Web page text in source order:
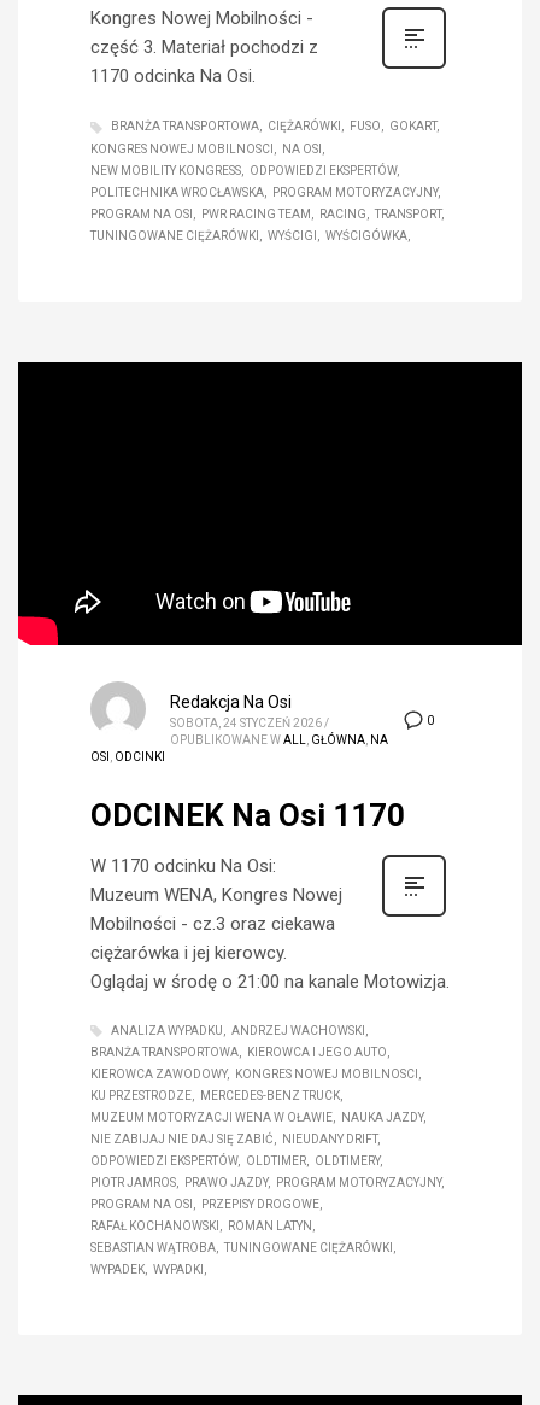
Kongres Nowej Mobilności -
część 3. Materiał pochodzi z
1170 odcinka Na Osi.
BRANŻA TRANSPORTOWA CIĘŻARÓWKI FUSO
GOKART
KONGRES NOWEJ MOBILNOSCI
NA OSI
NEW MOBILITY KONGRESS
ODPOWIEDZI EKSPERTÓW
POLITECHNIKA WROCŁAWSKA
PROGRAM MOTORYZACYJNY
PROGRAM NA OSI
PWR RACING TEAM RACING
TRANSPORT
TUNINGOWANE CIĘŻARÓWKI
WYŚCIGI WYŚCIGÓWKA
0
Redakcja Na Osi
SOBOTA, 24 STYCZEŃ 2026 /
OPUBLIKOWANE WALL GŁÓWNA NA
OSI
ODCINKI
ODCINEK Na Osi 1170
W 1170 odcinku Na Osi:
Muzeum WENA, Kongres Nowej
Mobilności - cz.3 oraz ciekawa
ciężarówka i jej kierowcy.
Oglądaj w środę o 21:00 na kanale Motowizja.
ANALIZA WYPADKU
ANDRZEJ WACHOWSKI
BRANŻA TRANSPORTOWA
KIEROWCA I JEGO AUTO
KIEROWCA ZAWODOWY
KONGRES NOWEJ MOBILNOSCI
KU PRZESTRODZE
MERCEDES-BENZ TRUCK
MUZEUM MOTORYZACJI WENA W OŁAWIE
NAUKA JAZDY
NIE ZABIJAJ NIE DAJ SIĘ ZABIĆ
NIEUDANY DRIFT
ODPOWIEDZI EKSPERTÓW
OLDTIMER
OLDTIMERY
PIOTR JAMROS
PRAWO JAZDY
PROGRAM MOTORYZACYJNY
PROGRAM NA OSI
PRZEPISY DROGOWE
RAFAŁ KOCHANOWSKI
ROMAN LATYN
SEBASTIAN WĄTROBA
TUNINGOWANE CIĘŻARÓWKI
WYPADEK
WYPADKI